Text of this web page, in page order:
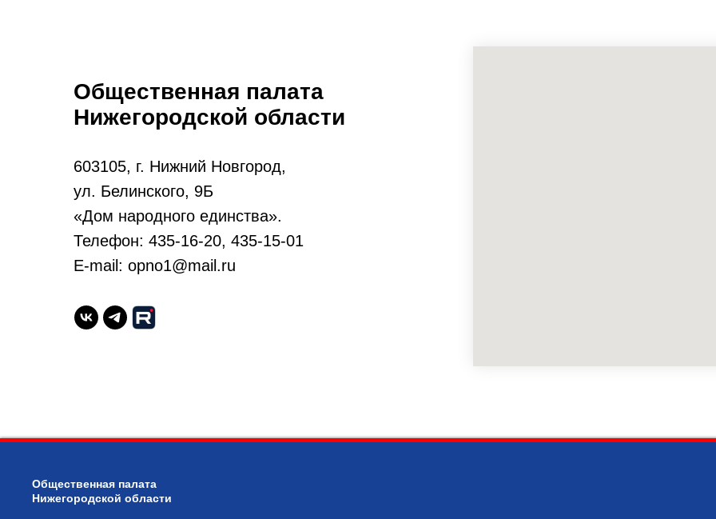
Общественная палата
Нижегородской области
603105, г. Нижний Новгород,
ул. Белинского, 9Б
«Дом народного единства».
Телефон: 435-16-20, 435-15-01
E-mail: opno1@mail.ru
Общественная палата
Нижегородской области